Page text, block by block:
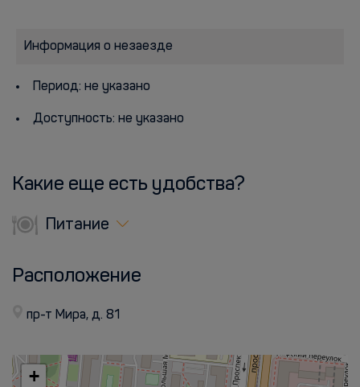
Информация о незаезде
Период: не указано
Доступность: не указано
Какие еще есть удобства?
Питание
Расположение
пр-т Мира, д. 81
+